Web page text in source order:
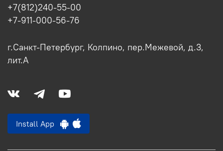
+7(812)240-55-00
+7-911-000-56-76
г.Санкт-Петербург, Колпино, пер.Межевой, д.3,
лит.А
Install App